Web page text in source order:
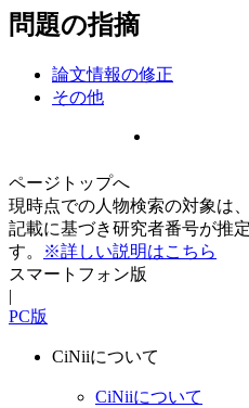
問題の指摘
論文情報の修正
その他
ページトップへ
現時点での人物検索の対象は
記載に基づき研究者番号が推
す。
※詳しい説明はこちら
スマートフォン版
|
PC版
CiNiiについて
CiNiiについて